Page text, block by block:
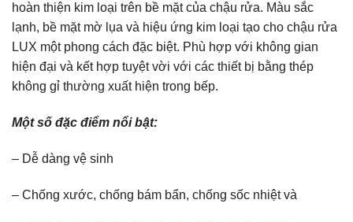
hoàn thiện kim loại trên bề mặt của chậu rửa. Màu sắc
lạnh, bề mặt mờ lụa và hiệu ứng kim loại tạo cho chậu rửa
LUX một phong cách đặc biệt. Phù hợp với không gian
hiện đại và kết hợp tuyệt vời với các thiết bị bằng thép
không gỉ thường xuất hiện trong bếp.
Một số đặc điểm nổi bật:
– Dễ dàng vệ sinh
– Chống xước, chống bám bẩn, chống sốc nhiệt và